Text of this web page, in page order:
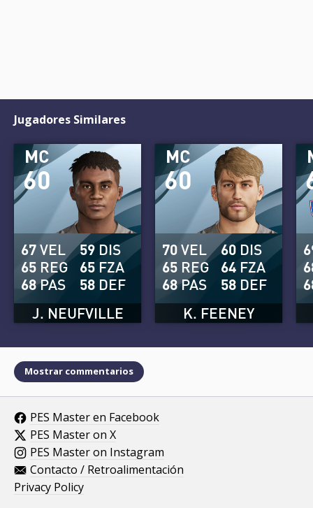
Jugadores Similares
60
MC
J. NEUFVILLE
67VEL
65 REG
68PAS
59 DIS
65 FZA
58 DEF
60
MC
K. FEENEY
70VEL
65 REG
68PAS
60 DIS
64 FZA
58 DEF
Mostrar commentarios
PES Master en Facebook
PES Master on X
PES Master on Instagram
Contacto / Retroalimentación
Privacy Policy